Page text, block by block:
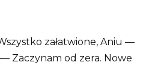
załatwione, Aniu —
Zaczynam od zera. Nowe